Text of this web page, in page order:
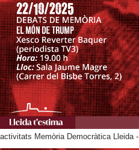
activitats Memòria Democràtica Lleida -